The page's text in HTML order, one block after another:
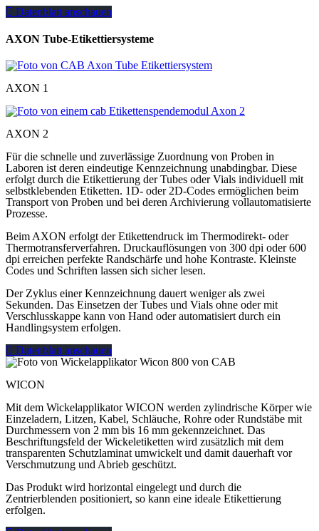
Datenblatt anschauen
AXON Tube-Etikettiersysteme
AXON 1
AXON 2
Für die schnelle und zuverlässige Zuordnung von Proben in
Laboren ist deren eindeutige Kennzeichnung unabdingbar. Diese
erfolgt durch die Etikettierung der Tubes oder Vials individuell mit
selbstklebenden Etiketten. 1D- oder 2D-Codes ermöglichen beim
Transport von Proben und bei deren Archivierung vollautomatisierte
Prozesse.
Beim AXON erfolgt der Etikettendruck im Thermodirekt- oder
Thermotransferverfahren. Druckauflösungen von 300 dpi oder 600
dpi erreichen perfekte Randschärfe und hohe Kontraste. Kleinste
Codes und Schriften lassen sich sicher lesen.
Der Zyklus einer Kennzeichnung dauert weniger als zwei
Sekunden. Das Einsetzen der Tubes und Vials ohne oder mit
Verschlusskappe kann von Hand oder automatisiert durch ein
Handlingsystem erfolgen.
Datenblatt anschauen
WICON
Mit dem Wickelapplikator WICON werden zylindrische Körper wie
Einzeladern, Litzen, Kabel, Schläuche, Rohre oder Rundstäbe mit
Durchmessern von 2 mm bis 16 mm gekennzeichnet. Das
Beschriftungsfeld der Wickeletiketten wird zusätzlich mit dem
transparenten Schutzlaminat umwickelt und damit dauerhaft vor
Verschmutzung und Abrieb geschützt.
Das Produkt wird horizontal eingelegt und durch die
Zentrierblenden positioniert, so kann eine ideale Etikettierung
erfolgen.